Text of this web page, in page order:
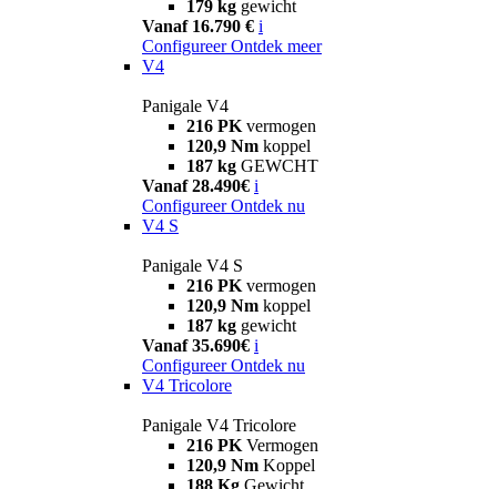
179 kg gewicht
Vanaf 16.790 € i
Configureer Ontdek meer
V4
Panigale V4
216 PK vermogen
120,9 Nm koppel
187 kg GEWCHT
Vanaf 28.490€ i
Configureer Ontdek nu
V4 S
Panigale V4 S
216 PK vermogen
120,9 Nm koppel
187 kg gewicht
Vanaf 35.690€ i
Configureer Ontdek nu
V4 Tricolore
Panigale V4 Tricolore
216 PK Vermogen
120,9 Nm Koppel
188 Kg Gewicht